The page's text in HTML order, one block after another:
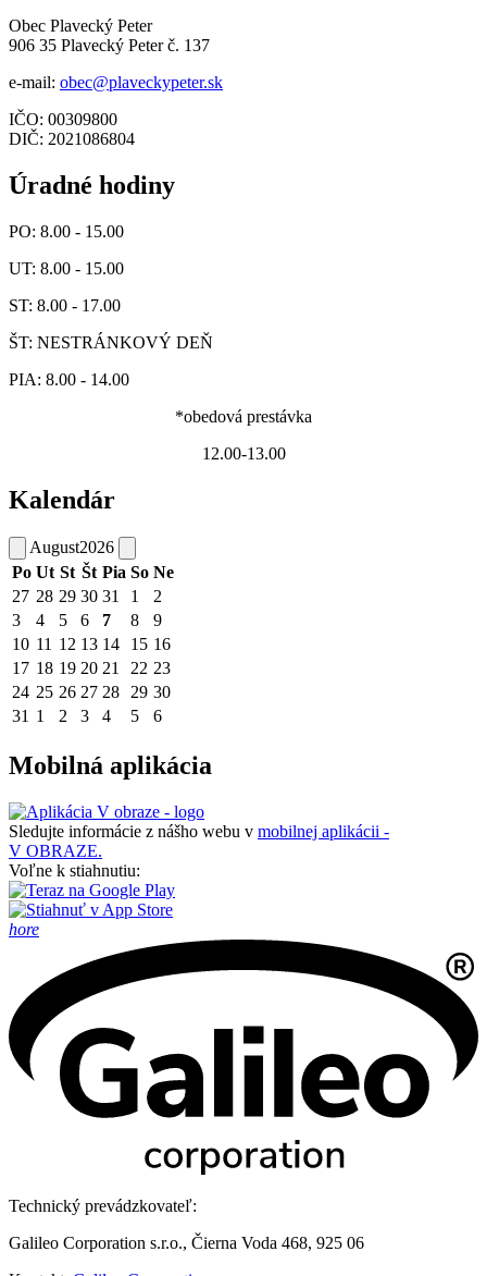
Obec Plavecký Peter
906 35 Plavecký Peter č. 137
e-mail: obec@plaveckypeter.sk
IČO: 00309800
DIČ: 2021086804
Úradné hodiny
PO: 8.00 - 15.00
UT: 8.00 - 15.00
ST: 8.00 - 17.00
ŠT: NESTRÁNKOVÝ DEŇ
PIA: 8.00 - 14.00
*obedová prestávka
12.00-13.00
Kalendár
August2026
Po Ut St Št Pia So Ne
27 28 29 30 31 1
2
3
4 5 6 7 8
9
10 11 12 13 14 15 16
17 18 19 20 21 22 23
24 25 26 27 28 29 30
31 1 2 3 4 5 6
Mobilná aplikácia
Sledujte informácie z nášho webu v mobilnej aplikácii -
V OBRAZE.
Voľne k stiahnutiu:
hore
Technický prevádzkovateľ:
Galileo Corporation s.r.o., Čierna Voda 468, 925 06